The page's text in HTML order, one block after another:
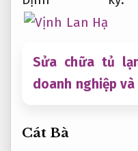
Sửa chữa tủ
doanh nghiệp và
Cát Bà